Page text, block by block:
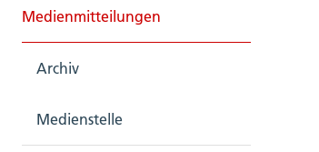
Medienmitteilungen
Archiv
Medienstelle